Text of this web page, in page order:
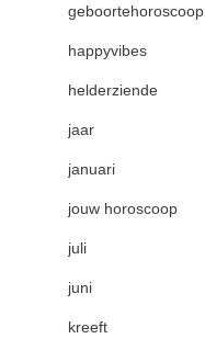
geboortehoroscoop
happyvibes
helderziende
jaar
januari
jouw horoscoop
juli
juni
kreeft